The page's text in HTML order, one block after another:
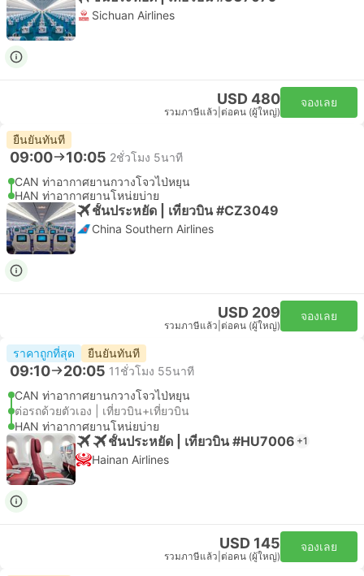
Sichuan Airlines
USD 480
รวมภาษีแล้ว ต่อคน (ผู้ใหญ่)
จองเลย
ยืนยันทันที
09:00 10:05 2ชั่วโมง 5นาที
CAN ท่าอากาศยานกวางโจวไป่หยุน
HAN ท่าอากาศยานโหน่ยบ่าย
ชั้นประหยัด | เที่ยวบิน #CZ3049
China Southern Airlines
USD 209
รวมภาษีแล้ว ต่อคน (ผู้ใหญ่)
จองเลย
ราคาถูกที่สุด ยืนยันทันที
09:10 20:05 11ชั่วโมง 55นาที
CAN ท่าอากาศยานกวางโจวไป่หยุน
ต่อรถด้วยตัวเอง | เที่ยวบิน+เที่ยวบิน
HAN ท่าอากาศยานโหน่ยบ่าย
ชั้นประหยัด | เที่ยวบิน #HU7006 +1
Hainan Airlines
USD 145
รวมภาษีแล้ว ต่อคน (ผู้ใหญ่)
จองเลย